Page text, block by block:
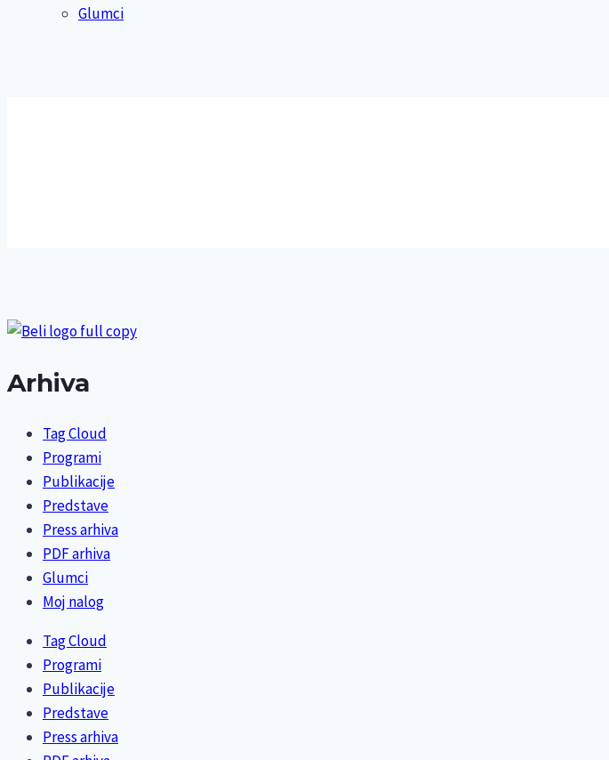
Glumci
Arhiva
Tag Cloud
Programi
Publikacije
Predstave
Press arhiva
PDF arhiva
Glumci
Moj nalog
Tag Cloud
Programi
Publikacije
Predstave
Press arhiva